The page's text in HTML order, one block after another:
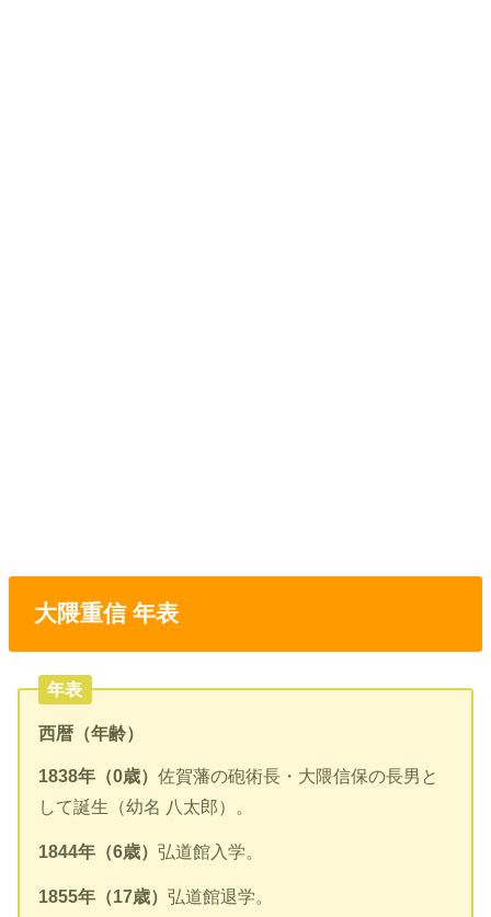
大隈重信 年表
年表
西暦（年齢）
1838年（0歳）佐賀藩の砲術長・大隈信保の長男と
して誕生（幼名 八太郎）。
1844年（6歳）弘道館入学。
1855年（17歳）弘道館退学。